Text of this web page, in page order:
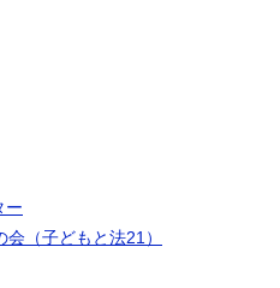
ー
（子どもと法21）